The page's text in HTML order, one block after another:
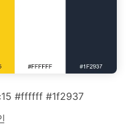
#ffffff #1f2937